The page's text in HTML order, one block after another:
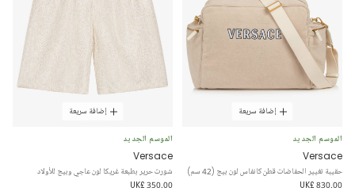
إضافة سريعة
الموسم الجديد
Versace
حقيبة تغيير الحفاضات قطن كانفاس لون بيج (42 سم)
UK£ 830.00
إضافة سريعة
الموسم الجديد
Versace
شورت حرير بطبعة غريكا لون عاجي وبيج للأولاد
UK£ 350.00